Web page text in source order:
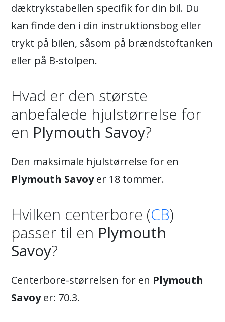
dæktrykstabellen specifik for din bil. Du
kan finde den i din instruktionsbog eller
trykt på bilen, såsom på brændstoftanken
eller på B-stolpen.
Hvad er den største
anbefalede hjulstørrelse for
en Plymouth Savoy?
Den maksimale hjulstørrelse for en
Plymouth Savoyer 18 tommer.
Hvilken centerbore (CB)
passer til en Plymouth
Savoy?
Centerbore-størrelsen for en Plymouth
Savoyer: 70.3.